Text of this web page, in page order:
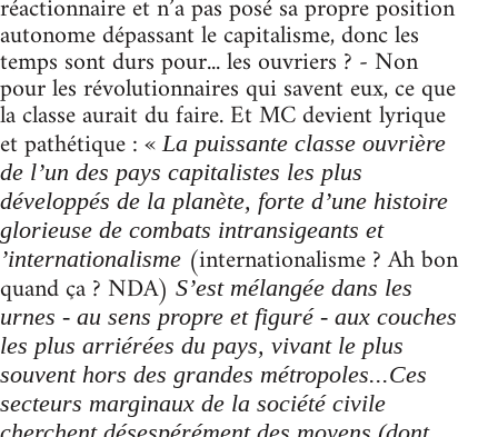
réactionnaire et n’a pas posé sa propre position
autonome dépassant le capitalisme, donc les
temps sont durs pour... les ouvriers ? - Non
pour les révolutionnaires qui savent eux, ce que
la classe aurait du faire. Et MC devient lyrique
et pathétique : «La puissante classe ouvrière
de l’un des pays capitalistes les plus
développés de la planète, forte d’une histoire
glorieuse de combats intransigeants et
’internationalisme (internationalisme ? Ah bon
quand ça ? NDA) S’est mélangée dans les
urnes - au sens propre et figuré - aux couches
les plus arriérées du pays, vivant le plus
souvent hors des grandes métropoles...Ces
secteurs marginaux de la société civile